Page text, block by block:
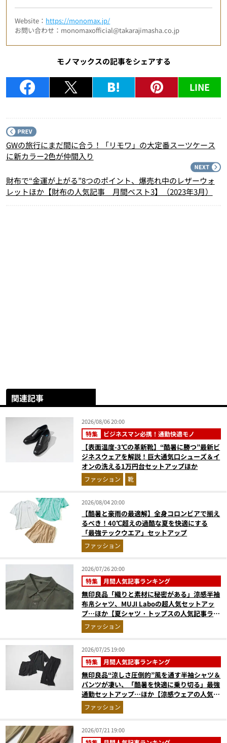
Website： https://monomax.jp/
お問い合わせ：monomaxofficial@takarajimasha.co.jp
モノマックスの記事をシェアする
LINE
GWの旅行にまだ間に合う！「リモワ」の大定番スーツケース
に新カラー2色が仲間入り
財布で“金運が上がる”8つのポイント、爆売れ中のレザーウォ
レットほか【財布の人気記事 月間ベスト3】（2023年3月）
関連記事
2026/08/06 20:00
特集 ビジネスマン必携！通勤快適モノ
【表面温度-3℃の革新靴】“酷暑に勝つ”最新ビ
ジネスウェアを解説！巨大通気口シューズ＆イ
オンの洗える1万円台セットアップほか
ファッション 靴
2026/08/04 20:00
【酷暑と豪雨の最適解】全身コロンビアで揃え
るべき！40℃超えの過酷な夏を快適にする
「最強テックウエア」セットアップ
ファッション
2026/07/26 20:00
特集 月間人気記事ランキング
無印良品「織りと素材に秘密がある」涼感半袖
布帛シャツ、MUJI Laboの超人気セットアッ
プ…ほか【夏シャツ・トップスの人気記事ラン
キングベスト3】（2026年6月版）
ファッション
2026/07/25 19:00
特集 月間人気記事ランキング
無印良品“涼しさ圧倒的”風を通す半袖シャツ＆
パンツが凄い、「酷暑を快適に乗り切る」最強
通勤セットアップ…ほか【涼感ウェアの人気記
事ランキングベスト3】（2026年6月版）
ファッション
2026/07/21 19:00